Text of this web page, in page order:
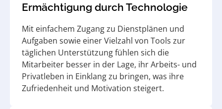
Ermächtigung durch Technologie
Mit einfachem Zugang zu Dienstplänen und
Aufgaben sowie einer Vielzahl von Tools zur
täglichen Unterstützung fühlen sich die
Mitarbeiter besser in der Lage, ihr Arbeits- und
Privatleben in Einklang zu bringen, was ihre
Zufriedenheit und Motivation steigert.